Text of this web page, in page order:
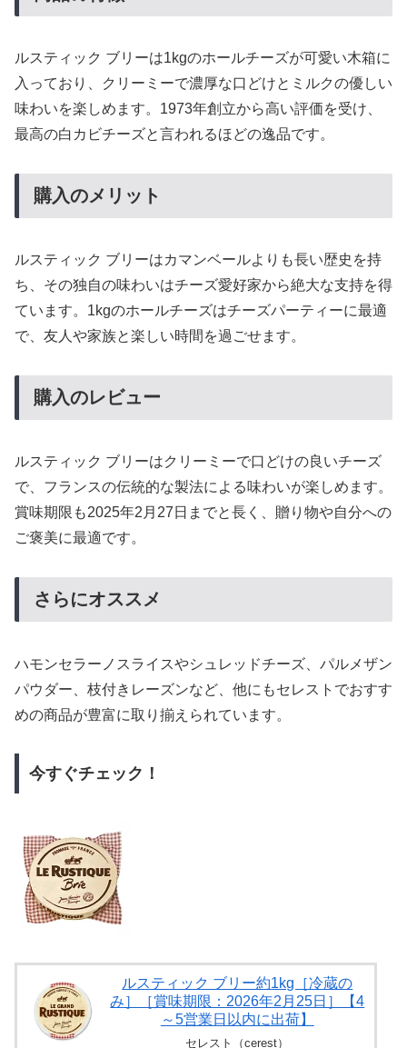
ルスティック ブリーは1kgのホールチーズが可愛い木箱に
入っており、クリーミーで濃厚な口どけとミルクの優しい
味わいを楽しめます。1973年創立から高い評価を受け、
最高の白カビチーズと言われるほどの逸品です。
購入のメリット
ルスティック ブリーはカマンベールよりも長い歴史を持
ち、その独自の味わいはチーズ愛好家から絶大な支持を得
ています。1kgのホールチーズはチーズパーティーに最適
で、友人や家族と楽しい時間を過ごせます。
購入のレビュー
ルスティック ブリーはクリーミーで口どけの良いチーズ
で、フランスの伝統的な製法による味わいが楽しめます。
賞味期限も2025年2月27日までと長く、贈り物や自分への
ご褒美に最適です。
さらにオススメ
ハモンセラーノスライスやシュレッドチーズ、パルメザン
パウダー、枝付きレーズンなど、他にもセレストでおすす
めの商品が豊富に取り揃えられています。
今すぐチェック！
ルスティック ブリー約1kg［冷蔵の
み］［賞味期限：2026年2月25日］【4
～5営業日以内に出荷】
セレスト（cerest）